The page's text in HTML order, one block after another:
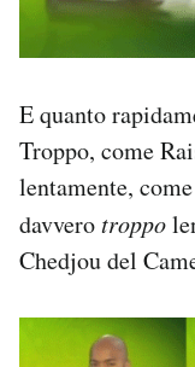
E quanto
Troppo, come
lentamente,
davverotroppo
Chedjou del